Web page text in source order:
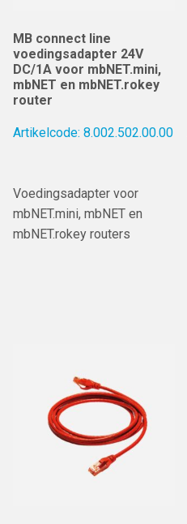
MB connect line
voedingsadapter 24V
DC/1A voor mbNET.mini,
mbNET en mbNET.rokey
router
Artikelcode: 8.002.502.00.00
Voedingsadapter voor
mbNET.mini, mbNET en
mbNET.rokey routers